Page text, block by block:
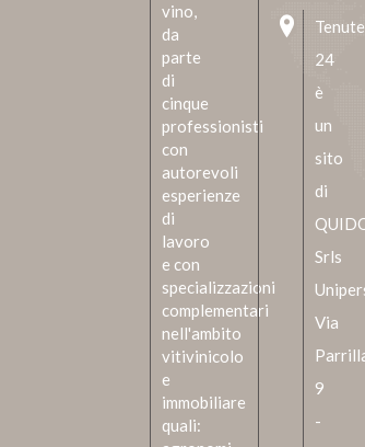
vino,
da
parte
di
cinque
professionisti
con
autorevoli
esperienze
di
lavoro
e con
specializzazioni
complementari
nell'ambito
vitivinicolo
e
immobiliare
quali:
24
è
un
sito
di
Srls
Via
9
-